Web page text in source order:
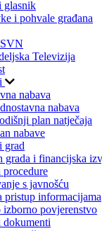
glasnik
i pohvale građana
Televizija
nabava
nabava
plan natječaja
nabave
grad
grada i financijska
procedure
s javnošću
pristup informacijama
izborno povjerenstvo
dokumenti